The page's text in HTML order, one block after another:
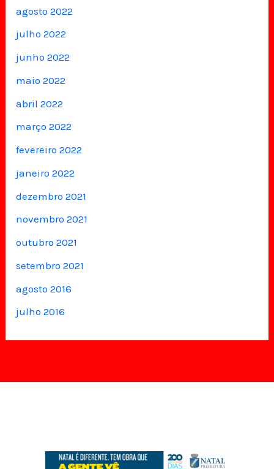
agosto 2022
julho 2022
junho 2022
maio 2022
abril 2022
março 2022
fevereiro 2022
janeiro 2022
dezembro 2021
novembro 2021
outubro 2021
setembro 2021
agosto 2016
julho 2016